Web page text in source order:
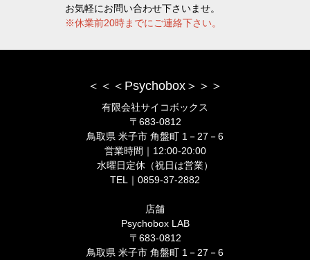
お気軽にお問い合わせ下さいませ。
※休業前20時までにご連絡下さい。
＜＜＜Psychobox＞＞＞
有限会社サイコボックス
〒683-0812
鳥取県 米子市 角盤町 1－27－6
営業時間｜12:00-20:00
水曜日定休（祝日は営業）
TEL｜0859-37-2882
店舗
Psychobox LAB
〒683-0812
鳥取県 米子市 角盤町 1－27－6